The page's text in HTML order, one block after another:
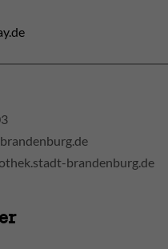
brandenburg.de